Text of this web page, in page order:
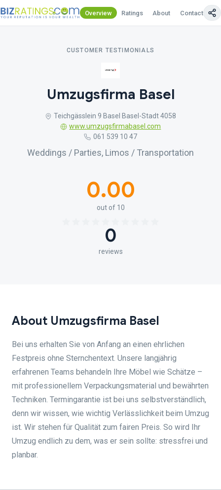
Overview Ratings About Contact Us
CUSTOMER TESTIMONIALS
Umzugsfirma Basel
Teichgässlein 9 Basel Basel-Stadt 4058
www.umzugsfirmabasel.com
061 539 10 47
Weddings / Parties, Limos / Transportation
0.00
out of 10
0
reviews
About Umzugsfirma Basel
Bei uns erhalten Sie von Anfang an einen ehrlichen
Festpreis ohne Sternchentext. Unsere langjährig
erfahrenen Teams behandeln Ihre Möbel wie Schätze –
mit professionellem Verpackungsmaterial und bewährten
Techniken. Termingarantie ist bei uns selbstverständlich,
denn wir wissen, wie wichtig Verlässlichkeit beim Umzug
ist. Wir stehen für Qualität zum fairen Preis. So wird Ihr
Umzug endlich zu dem, was er sein sollte: stressfrei und
planbar.